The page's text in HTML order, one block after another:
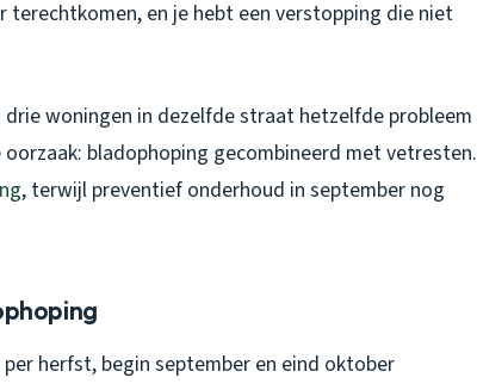
en je hebt een verstopping die niet
drie woningen in dezelfde straat hetzelfde probleem
bladophoping gecombineerd met vetresten.
, terwijl preventief onderhoud in september nog
herfst, begin september en eind oktober